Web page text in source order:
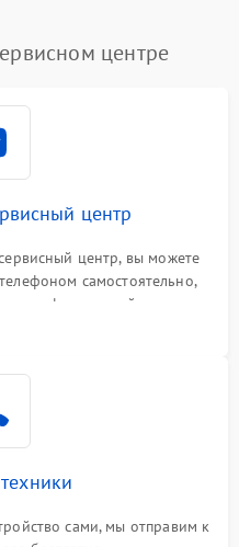
центре
центр
центр, вы можете
самостоятельно,
телефона на сайте
сами, мы отправим к